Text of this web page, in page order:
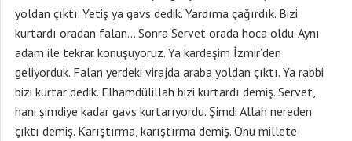
yoldan çıktı. Yetiş ya gavs dedik. Yardıma çağırdık. Bizi
kurtardı oradan falan… Sonra Servet orada hoca oldu. Aynı
adam ile tekrar konuşuyoruz. Ya kardeşim İzmir’den
geliyorduk. Falan yerdeki virajda araba yoldan çıktı. Ya rabbi
bizi kurtar dedik. Elhamdülillah bizi kurtardı demiş. Servet,
hani şimdiye kadar gavs kurtarıyordu. Şimdi Allah nereden
çıktı demiş. Karıştırma, karıştırma demiş. Onu millete